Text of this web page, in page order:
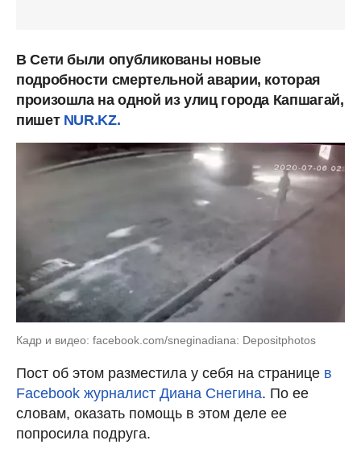
В Сети были опубликованы новые
подробности смертельной аварии, которая
произошла на одной из улиц города Капшагай,
пишет NUR.KZ.
Кадр и видео: facebook.com/sneginadiana: Depositphotos
Пост об этом разместила у себя на странице в
Facebook журналист Диана Снегина. По ее
словам, оказать помощь в этом деле ее
попросила подруга.